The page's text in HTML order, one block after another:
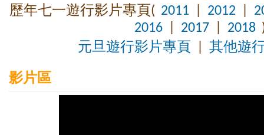
歷年七一遊行影片專頁( 2011 2012
2016
2017 2018
元旦遊行影片專頁
|其他遊
影片區